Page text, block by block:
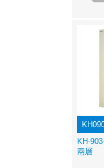
KH-
兩層